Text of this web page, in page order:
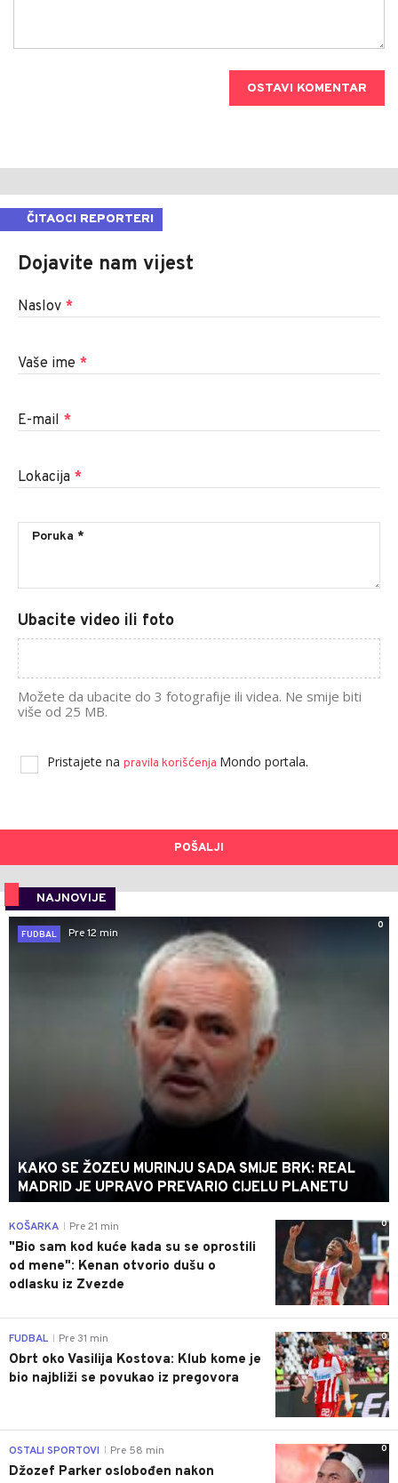
OSTAVI KOMENTAR
ČITAOCI REPORTERI
Dojavite nam vijest
Naslov *
Vaše ime *
E-mail *
Lokacija *
Ubacite video ili foto
Možete da ubacite do 3 fotografije ili videa. Ne smije biti
više od 25 MB.
Pristajete na pravila korišćenja Mondo portala.
POŠALJI
NAJNOVIJE
0
FUDBAL
Pre 12 min
KAKO SE ŽOZEU MURINJU SADA SMIJE BRK: REAL
MADRID JE UPRAVO PREVARIO CIJELU PLANETU
0
KOŠARKA Pre 21 min
"Bio sam kod kuće kada su se oprostili
od mene": Kenan otvorio dušu o
odlasku iz Zvezde
0
FUDBAL Pre 31 min
Obrt oko Vasilija Kostova: Klub kome je
bio najbliži se povukao iz pregovora
0
OSTALI SPORTOVI Pre 58 min
Džozef Parker oslobođen nakon